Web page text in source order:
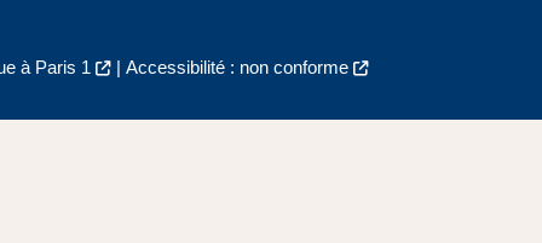
à Paris 1 | Accessibilité : non conforme